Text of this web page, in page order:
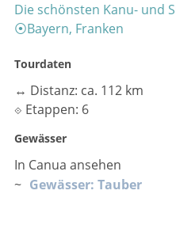
Die schönsten Kanu- und
⦿Bayern, Franken
Tourdaten
↔ Distanz: ca. 112 km
⟐ Etappen: 6
Gewässer
In Canua ansehen
~ Gewässer: Tauber